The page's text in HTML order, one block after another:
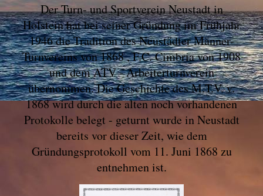
Der Turn- und Sportverein Neustadt in
Holstein hat bei seiner Gründung im Frühjahr
1946 die Tradition des Neustädter Männer-
Turnvereins von 1868 , F.C. Cimbria von 1908
und dem ATV - Arbeiterturnverein
übernommen. Die Geschichte des M.T.V. v.
1868 wird durch die alten noch vorhandenen
Protokolle belegt - geturnt wurde in Neustadt
bereits vor dieser Zeit, wie dem
Gründungsprotokoll vom 11. Juni 1868 zu
entnehmen ist.